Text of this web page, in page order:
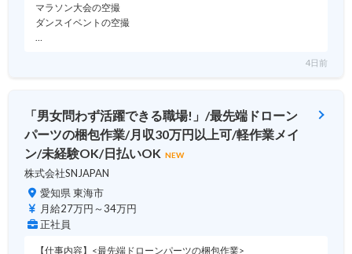
マラソン大会の空撮
ダンスイベントの空撮
…
4日前
「男女問わず活躍できる職場!」/最先端ドローン
パーツの梱包作業/月収30万円以上可/軽作業メイ
ン/未経験OK/日払いOK NEW
株式会社SNJAPAN
愛知県 東海市
月給27万円～34万円
正社員
【仕事内容】<最先端ドローンパーツの梱包作業>